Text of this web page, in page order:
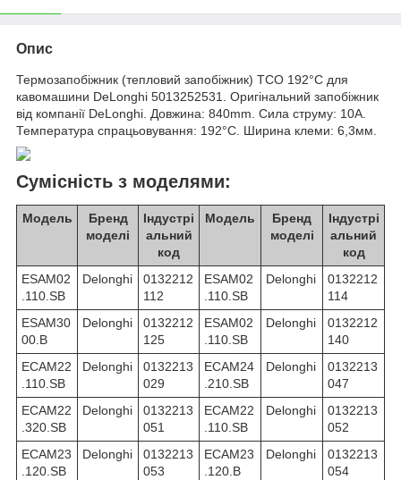
Опис
Термозапобіжник (тепловий запобіжник) TCO 192°C для
кавомашини DeLonghi 5013252531. Оригінальний запобіжник
від компанії DeLonghi. Довжина: 840mm. Сила струму: 10A.
Температура спрацьовування: 192°C. Ширина клеми: 6,3мм.
Сумісність з моделями:
Модель
Бренд
моделі
Індустрі
альний
код
Модель
Бренд
моделі
Індустрі
альний
код
ESAM02
.110.SB
Delonghi
0132212
112
ESAM02
.110.SB
Delonghi
0132212
114
ESAM30
00.B
Delonghi
0132212
125
ESAM02
.110.SB
Delonghi
0132212
140
ECAM22
.110.SB
Delonghi
0132213
029
ECAM24
.210.SB
Delonghi
0132213
047
ECAM22
.320.SB
Delonghi
0132213
051
ECAM22
.110.SB
Delonghi
0132213
052
ECAM23
.120.SB
Delonghi
0132213
053
ECAM23
.120.B
Delonghi
0132213
054